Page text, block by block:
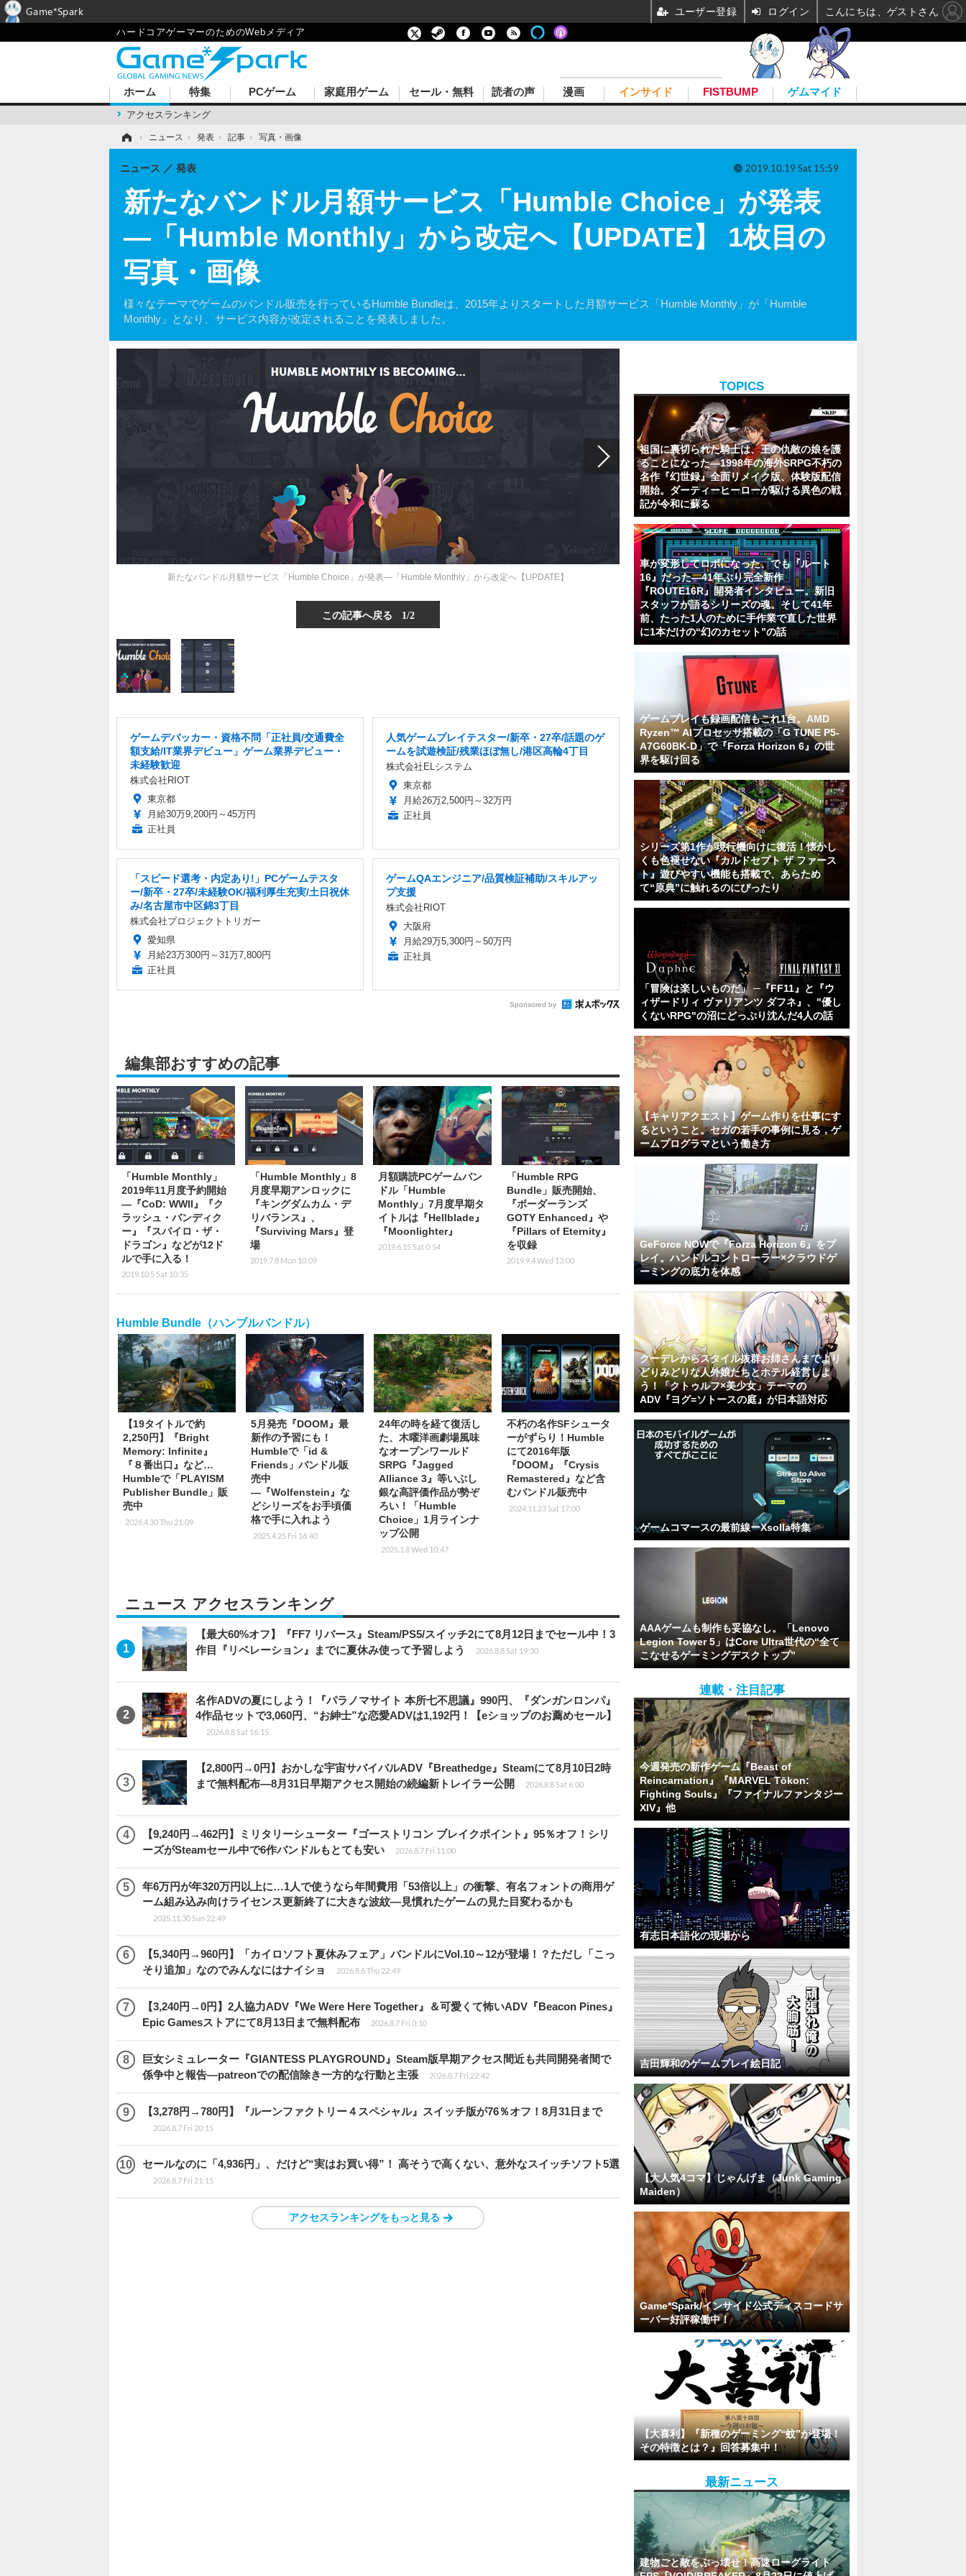
ハードコアゲーマーのためのWebメディア
ホーム
アクセスランキング
特集 PCゲーム 家庭用ゲーム セール・無料 読者の声 漫画 インサイド FISTBUMP ゲムマイド
› ニュース › 発表 › 記事 › 写真・画像
新たなバンドル月額サービス「Humble Choice」が発表
―「Humble Monthly」から改定へ【UPDATE】 1枚目の
写真・画像
様々なテーマでゲームのバンドル販売を行っているHumble Bundleは、2015年よりスタートした月額サービス「Humble Monthly」が「Humble
Monthly」となり、サービス内容が改定されることを発表しました。
ニュース 発表 2019.10.19 Sat 15:59
新たなバンドル月額サービス「Humble Choice」が発表―「Humble Monthly」から改定へ【UPDATE】
この記事へ戻る 1/2
ゲームデバッカー・資格不問「正社員/交通費全
額支給/IT業界デビュー」ゲーム業界デビュー・
未経験歓迎
株式会社RIOT
東京都
月給30万9,200円～45万円
正社員
人気ゲームプレイテスター/新卒・27卒/話題のゲ
ームを試遊検証/残業ほぼ無し/港区高輪4丁目
株式会社ELシステム
東京都
月給26万2,500円～32万円
正社員
「スピード選考・内定あり!」PCゲームテスタ
ー/新卒・27卒/未経験OK/福利厚生充実/土日祝休
み/名古屋市中区錦3丁目
株式会社プロジェクトトリガー
愛知県
月給23万300円～31万7,800円
正社員
ゲームQAエンジニア/品質検証補助/スキルアッ
プ支援
株式会社RIOT
大阪府
月給29万5,300円～50万円
正社員
Sponsored by
編集部おすすめの記事
「Humble Monthly」
2019年11月度予約開始
―『CoD: WWII』『ク
ラッシュ・バンディク
ー』『スパイロ・ザ・
ドラゴン』などが12ド
ルで手に入る！
2019.10.5 Sat 10:35
「Humble Monthly」8
月度早期アンロックに
『キングダムカム・デ
リバランス』、
『Surviving Mars』登
場
2019.7.8 Mon 10:09
月額購読PCゲームバン
ドル「Humble
Monthly」7月度早期タ
イトルは『Hellblade』
『Moonlighter』
2019.6.15 Sat 0:54
「Humble RPG
Bundle」販売開始、
『ボーダーランズ
GOTY Enhanced』や
『Pillars of Eternity』
を収録
2019.9.4 Wed 13:00
Humble Bundle（ハンブルバンドル）
【19タイトルで約
2,250円】『Bright
Memory: Infinite』
『８番出口』など…
Humbleで「PLAYISM
Publisher Bundle」販
売中
2026.4.30 Thu 21:09
5月発売『DOOM』最
新作の予習にも！
Humbleで「id &
Friends」バンドル販
売中
―『Wolfenstein』な
どシリーズをお手頃価
格で手に入れよう
2025.4.25 Fri 16:40
24年の時を経て復活し
た、木曜洋画劇場風味
なオープンワールド
SRPG『Jagged
Alliance 3』等いぶし
銀な高評価作品が勢ぞ
ろい！「Humble
Choice」1月ラインナ
ップ公開
2025.1.8 Wed 10:47
不朽の名作SFシュータ
ーがずらり！Humble
にて2016年版
『DOOM』『Crysis
Remastered』など含
むバンドル販売中
2024.11.23 Sat 17:00
ニュース アクセスランキング
【最大60%オフ】『FF7 リバース』Steam/PS5/スイッチ2にて8月12日までセール中！3
作目『リベレーション』までに夏休み使って予習しよう
2026.8.8 Sat 19:30
名作ADVの夏にしよう！『パラノマサイト 本所七不思議』990円、『ダンガンロンパ』
4作品セットで3,060円、“お紳士”な恋愛ADVは1,192円！【eショップのお薦めセール】
2026.8.8 Sat 16:15
【2,800円→0円】おかしな宇宙サバイバルADV『Breathedge』Steamにて8月10日2時
まで無料配布―8月31日早期アクセス開始の続編新トレイラー公開
2026.8.8 Sat 6:00
【9,240円→462円】ミリタリーシューター『ゴーストリコン ブレイクポイント』95％オフ！シリ
ーズがSteamセール中で6作バンドルもとても安い
2026.8.7 Fri 11:00
年6万円が年320万円以上に…1人で使うなら年間費用「53倍以上」の衝撃、有名フォントの商用ゲ
ーム組み込み向けライセンス更新終了に大きな波紋―見慣れたゲームの見た目変わるかも
2025.11.30 Sun 22:49
【5,340円→960円】「カイロソフト夏休みフェア」バンドルにVol.10～12が登場！？ただし「こっ
そり追加」なのでみんなにはナイショ
2026.8.6 Thu 22:49
【3,240円→0円】2人協力ADV『We Were Here Together』＆可愛くて怖いADV『Beacon Pines』
Epic Gamesストアにて8月13日まで無料配布
2026.8.7 Fri 0:10
巨女シミュレーター『GIANTESS PLAYGROUND』Steam版早期アクセス間近も共同開発者間で
係争中と報告―patreonでの配信除き一方的な行動と主張
2026.8.7 Fri 22:42
【3,278円→780円】『ルーンファクトリー４スペシャル』スイッチ版が76％オフ！8月31日まで
2026.8.7 Fri 20:15
セールなのに「4,936円」、だけど“実はお買い得”！ 高そうで高くない、意外なスイッチソフト5選
2026.8.7 Fri 21:15
アクセスランキングをもっと見る
TOPICS
祖国に裏切られた騎士は、王の仇敵の娘を護
ることになった―1998年の海外SRPG不朽の
名作『幻世録』全面リメイク版、体験版配信
開始。ダーティーヒーローが駆ける異色の戦
記が令和に蘇る
車が変形してロボになった、でも『ルート
16』だった―41年ぶり完全新作
『ROUTE16R』開発者インタビュー。新旧
スタッフが語るシリーズの魂。そして41年
前、たった1人のために手作業で直した世界
に1本だけの“幻のカセット”の話
ゲームプレイも録画配信もこれ1台。AMD
Ryzen™ AIプロセッサ搭載の「G TUNE P5-
A7G60BK-D」で『Forza Horizon 6』の世
界を駆け回る
シリーズ第1作が現行機向けに復活！懐かし
くも色褪せない『カルドセプト ザ ファース
ト』遊びやすい機能も搭載で、あらため
て“原典”に触れるのにぴったり
「冒険は楽しいものだ」 ─『FF11』と『ウ
ィザードリィ ヴァリアンツ ダフネ』、"優し
くないRPG"の沼にどっぷり沈んだ4人の話
【キャリアクエスト】ゲーム作りを仕事にす
るということ。セガの若手の事例に見る，ゲ
ームプログラマという働き方
GeForce NOWで『Forza Horizon 6』をプ
レイ。ハンドルコントローラー×クラウドゲ
ーミングの底力を体感
クーデレからスタイル抜群お姉さんまでより
どりみどりな人外娘たちとホテル経営しよ
う！「クトゥルフ×美少女」テーマの
ADV『ヨグ=ソトースの庭』が日本語対応
ゲームコマースの最前線ーXsolla特集
AAAゲームも制作も妥協なし。「Lenovo
Legion Tower 5」はCore Ultra世代の“全て
こなせるゲーミングデスクトップ”
連載・注目記事
今週発売の新作ゲーム『Beast of
Reincarnation』『MARVEL Tōkon:
Fighting Souls』『ファイナルファンタジー
XIV』他
有志日本語化の現場から
吉田輝和のゲームプレイ絵日記
【大人気4コマ】じゃんげま（Junk Gaming
Maiden）
Game*Spark/インサイド公式ディスコードサ
ーバー好評稼働中！
【大喜利】『新種のゲーミング“蚊”が登場！
その特徴とは？』回答募集中！
最新ニュース
建物ごと敵をぶっ壊せ！高速ローグライト
Game*Spark ユーザー登録 ログイン こんにちは、ゲストさん